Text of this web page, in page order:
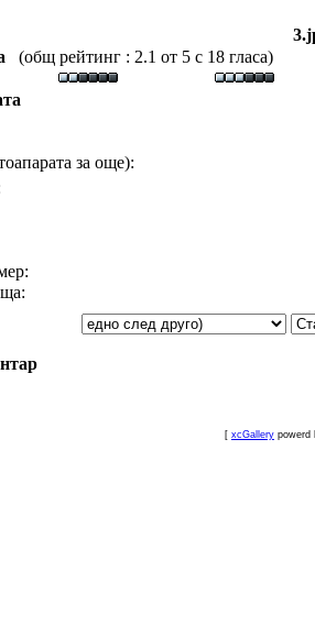
(общ рейтинг : 2.1 от 5 с 18 гласа)
за още):
[ xcGallery